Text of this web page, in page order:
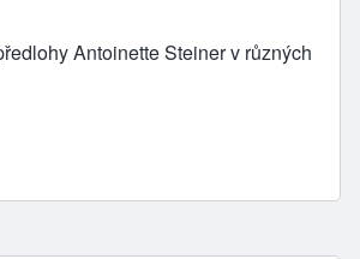
Antoinette Steiner v různých